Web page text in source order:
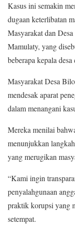
Kasus ini semakin
dugaan keterlibatan
Masyarakat dan
Mamulaty, yang
beberapa kepala
Masyarakat Desa
mendesak aparat
dalam menangani
Mereka menilai
menunjukkan
yang merugikan
“Kami ingin
penyalahgunaan
praktik korupsi yang
setempat.